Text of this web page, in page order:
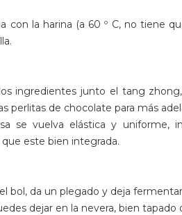
con la harina (a 60 º C, no tiene
ingredientes junto el tang
perlitas de chocolate para más
se vuelva elástica y uniforme,
este bien integrada.
bol, da un plegado y deja
dejar en la nevera, bien tapado